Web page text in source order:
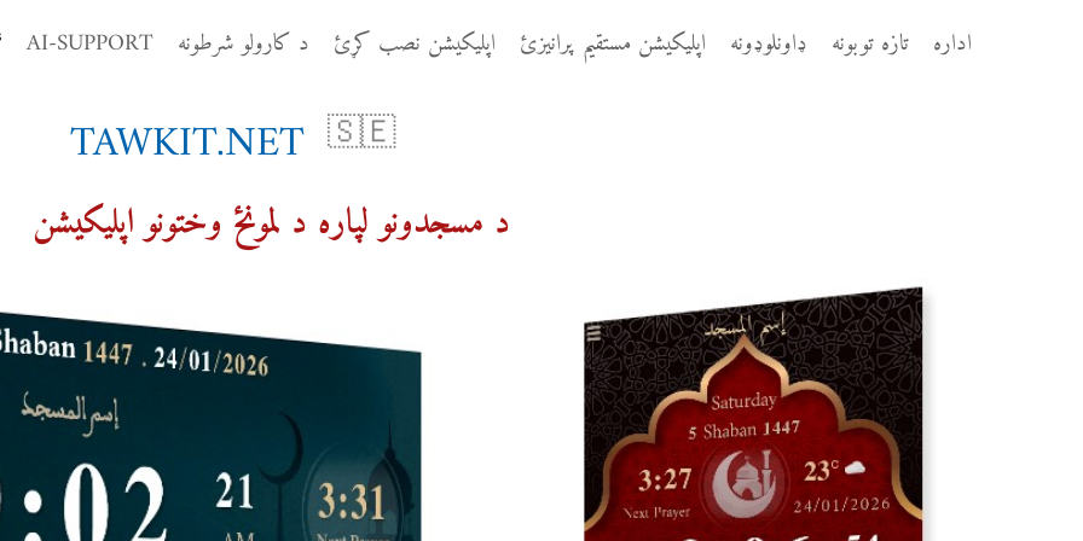
اداره تازه توبونه ډاونلوډونه اپلیکیشن مستقیم پرانیزئ اپلیکیشن نصب کړئ د کارولو شرطونه AI-SUPPORT
TAWKIT.NET 🇸🇪
د مسجدونو لپاره د لمونځ وختونو اپلیکیشن